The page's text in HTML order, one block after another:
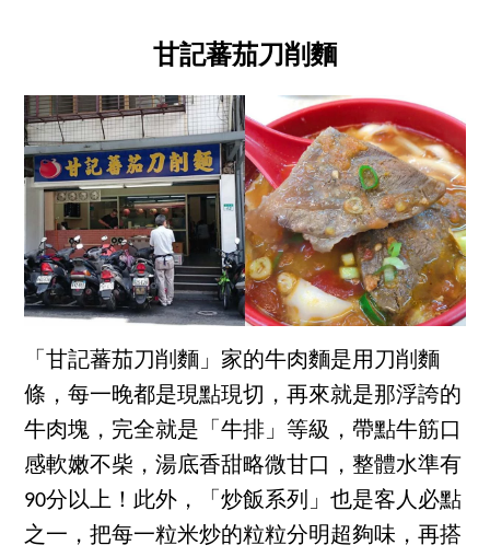
甘記蕃茄刀削麵
「甘記蕃茄刀削麵」家的牛肉麵是用刀削麵
條，每一晚都是現點現切，再來就是那浮誇的
牛肉塊，完全就是「牛排」等級，帶點牛筋口
感軟嫩不柴，湯底香甜略微甘口，整體水準有
90分以上！此外，「炒飯系列」也是客人必點
之一，把每一粒米炒的粒粒分明超夠味，再搭